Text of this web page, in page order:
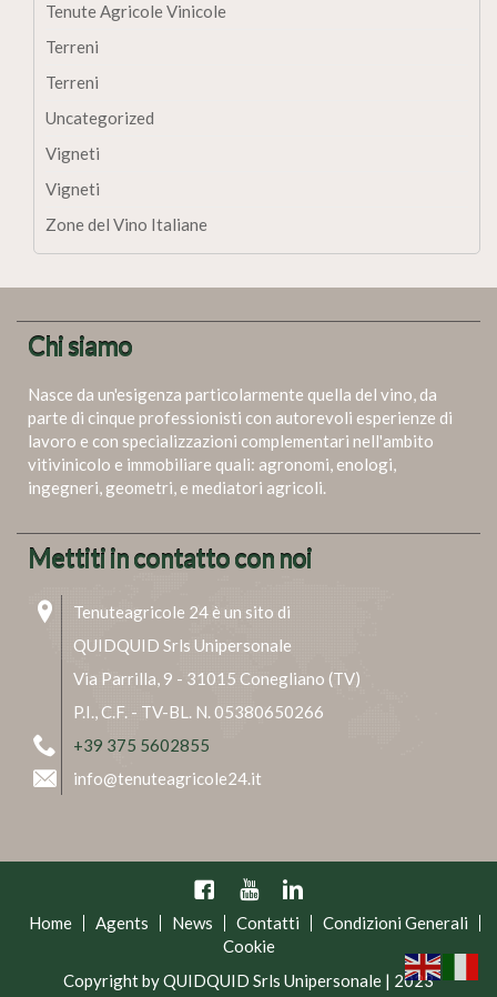
Tenute Agricole Vinicole
Terreni
Terreni
Uncategorized
Vigneti
Vigneti
Zone del Vino Italiane
Chi siamo
Nasce da un'esigenza particolarmente quella del vino, da
parte di cinque professionisti con autorevoli esperienze di
lavoro e con specializzazioni complementari nell'ambito
vitivinicolo e immobiliare quali: agronomi, enologi,
ingegneri, geometri, e mediatori agricoli.
Mettiti in contatto con noi
Tenuteagricole 24 è un sito di
QUIDQUID Srls Unipersonale
Via Parrilla, 9 - 31015 Conegliano (TV)
P.I., C.F. - TV-BL. N. 05380650266
+39 375 5602855
info@tenuteagricole24.it
Facebook
YouTubeLinkedin
Home Agents News Contatti
Condizioni Generali
Cookie
Copyright by QUIDQUID Srls Unipersonale | 2023